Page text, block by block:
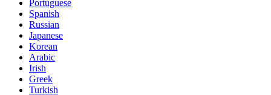
Portuguese
Spanish
Russian
Japanese
Korean
Arabic
Irish
Greek
Turkish